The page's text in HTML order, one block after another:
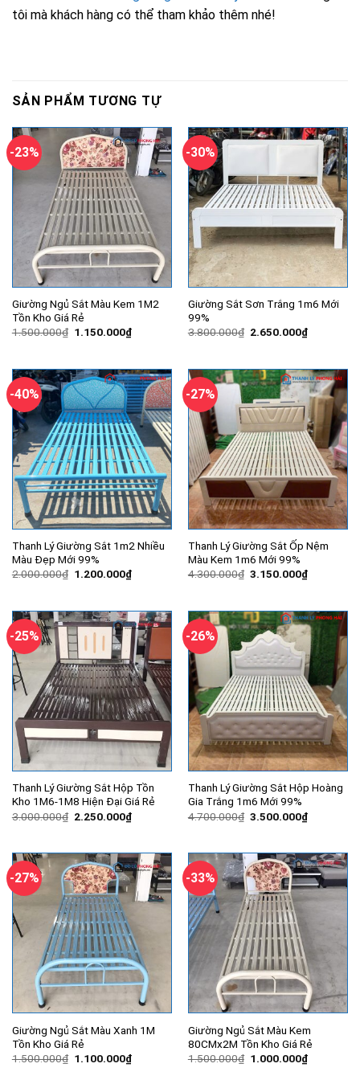
tôi mà khách hàng có thể tham khảo thêm nhé!
SẢN PHẨM TƯƠNG TỰ
-23%
Giường Ngủ Sắt Màu Kem 1M2
Tồn Kho Giá Rẻ
1.500.000₫ Giá
1.150.000₫Giá
hiện
1.150.000₫.
-30%
Giường Sắt Sơn Trắng 1m6 Mới
99%
3.800.000₫ Giá
2.650.000₫Giá
hiện
-40%
Thanh Lý Giường Sắt 1m2 Nhiều
Màu Đẹp Mới 99%
2.000.000₫ Giá
1.200.000₫Giá
hiện
1.200.000₫.
-27%
Thanh Lý Giường Sắt Ốp Nệm
Màu Kem 1m6 Mới 99%
4.300.000₫ Giá
3.150.000₫Giá
hiện
-25%
Thanh Lý Giường Sắt Hộp Tồn
Kho 1M6-1M8 Hiện Đại Giá Rẻ
3.000.000₫ Giá
2.250.000₫Giá
hiện
2.250.000₫.
-26%
Thanh Lý Giường Sắt Hộp Hoàng
Gia Trắng 1m6 Mới 99%
4.700.000₫ Giá
3.500.000₫Giá
hiện
-27%
Giường Ngủ Sắt Màu Xanh 1M
Tồn Kho Giá Rẻ
1.500.000₫ Giá
1.100.000₫Giá
hiện
-33%
Giường Ngủ Sắt Màu Kem
80CMx2M Tồn Kho Giá Rẻ
1.500.000₫ Giá
1.000.000₫Giá
hiện